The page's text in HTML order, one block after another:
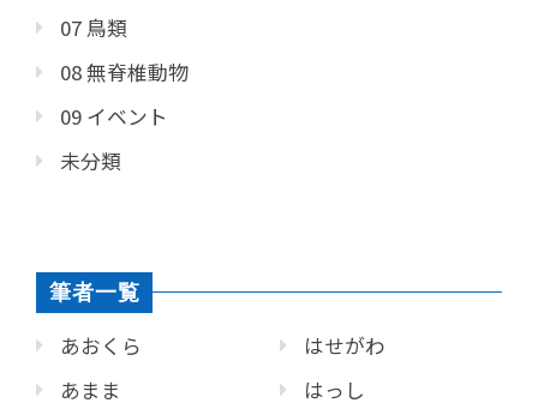
07 鳥類
08 無脊椎動物
09 イベント
未分類
筆者一覧
あおくら
あまま
はせがわ
はっし